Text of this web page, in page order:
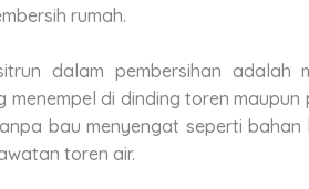
rumah.
dalam pembersihan adalah
menempel di dinding toren
bau menyengat seperti
toren air.